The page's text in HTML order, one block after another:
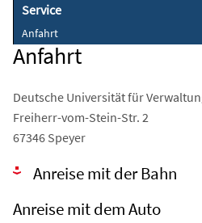
Service
Anfahrt
Anfahrt
Deutsche Universität für
Freiherr-vom-Stein-Str. 2
67346 Speyer
Anreise mit der Bahn
Anreise mit dem Auto